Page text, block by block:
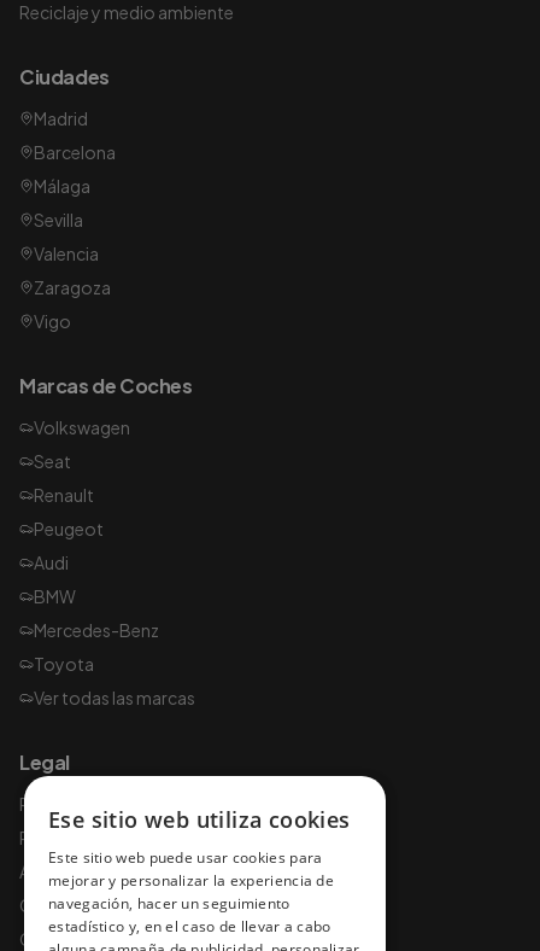
Reciclaje y medio ambiente
Ciudades
Madrid
Barcelona
Málaga
Sevilla
Valencia
Zaragoza
Vigo
Marcas de Coches
Volkswagen
Seat
Renault
Peugeot
Audi
BMW
Mercedes-Benz
Toyota
Ver todas las marcas
Legal
Política de privacidad
Política de cookies
Aviso legal
Condiciones de uso
Condiciones y garantías
Ese sitio web utiliza cookies
Este sitio web puede usar cookies para
mejorar y personalizar la experiencia de
navegación, hacer un seguimiento
estadístico y, en el caso de llevar a cabo